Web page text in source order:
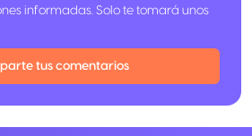
informadas. Solo te tomará unos
tus comentarios